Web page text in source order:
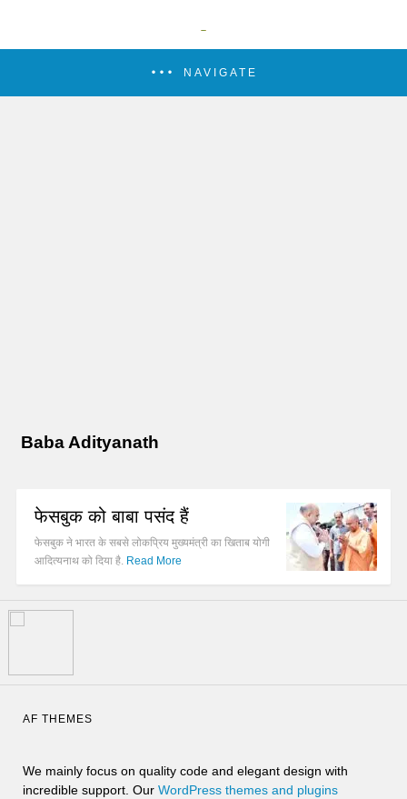
NAVIGATE
Baba Adityanath
फेसबुक को बाबा पसंद हैं
फेसबुक ने भारत के सबसे लोकप्रिय मुख्यमंत्री का खिताब योगी
आदित्यनाथ को दिया है. Read More
AF THEMES
We mainly focus on quality code and elegant design with
incredible support. Our WordPress themes and plugins